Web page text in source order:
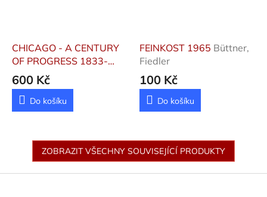
CHICAGO - A CENTURY
OF PROGRESS 1833-
1933
600 Kč
Do košíku
FEINKOST 1965 Büttner,
Fiedler
100 Kč
Do košíku
ZOBRAZIT VŠECHNY SOUVISEJÍCÍ PRODUKTY